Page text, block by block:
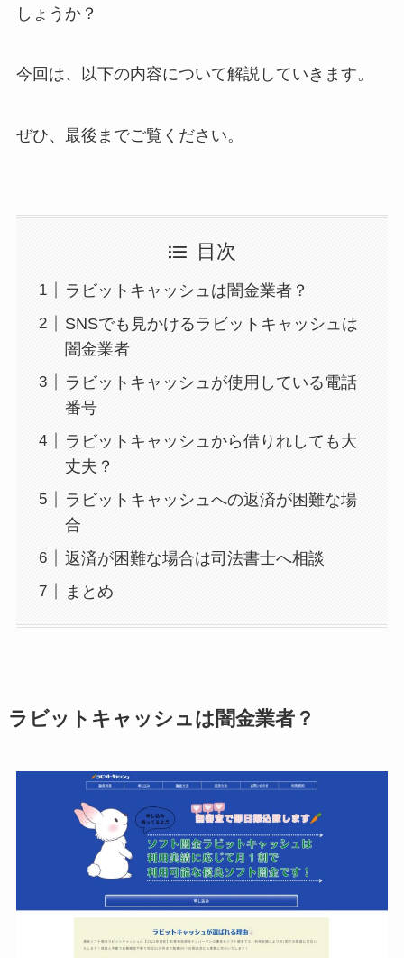
しょうか？
今回は、以下の内容について解説していきます。
ぜひ、最後までご覧ください。
目次
ラビットキャッシュは闇金業者？
SNSでも見かけるラビットキャッシュは
闇金業者
ラビットキャッシュが使用している電話
番号
ラビットキャッシュから借りれしても大
丈夫？
ラビットキャッシュへの返済が困難な場
合
返済が困難な場合は司法書士へ相談
まとめ
ラビットキャッシュは闇金業者？